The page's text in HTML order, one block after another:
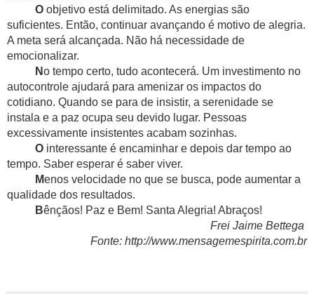
O objetivo está delimitado. As energias são
suficientes. Então, continuar avançando é motivo de alegria.
A meta será alcançada. Não há necessidade de
emocionalizar.
No tempo certo, tudo acontecerá. Um investimento no
autocontrole ajudará para amenizar os impactos do
cotidiano. Quando se para de insistir, a serenidade se
instala e a paz ocupa seu devido lugar. Pessoas
excessivamente insistentes acabam sozinhas.
O interessante é encaminhar e depois dar tempo ao
tempo. Saber esperar é saber viver.
Menos velocidade no que se busca, pode aumentar a
qualidade dos resultados.
Bênçãos! Paz e Bem! Santa Alegria! Abraços!
Frei Jaime Bettega
Fonte: http://www.mensagemespirita.com.br